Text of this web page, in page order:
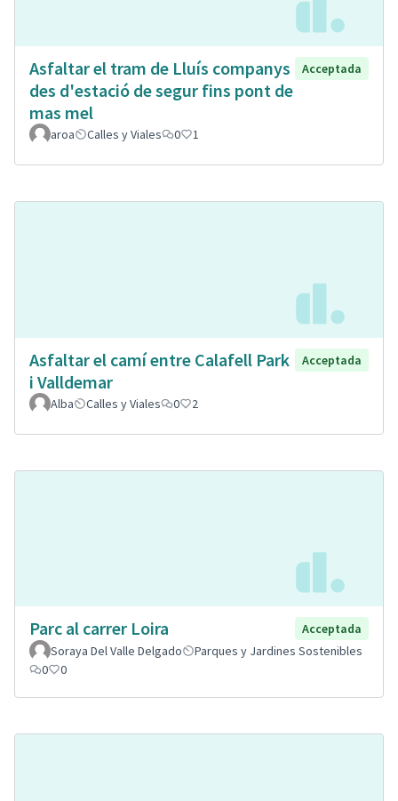
Asfaltar el tram de Lluís companys
des d'estació de segur fins pont de
mas mel
Acceptada
aroa Calles y Viales 0 1
Asfaltar el camí entre Calafell Park
i Valldemar
Acceptada
Alba Calles y Viales 0 2
Parc al carrer Loira
Acceptada
Soraya Del Valle Delgado
Parques y Jardines Sostenibles
0
0